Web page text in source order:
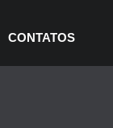
CONTATOS